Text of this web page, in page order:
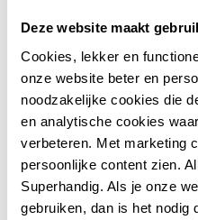
Deze website maakt
Cookies, lekker en
onze website beter en
noodzakelijke cookies die
en analytische cookies
verbeteren. Met marketing
persoonlijke content zien.
Superhandig. Als je onze
gebruiken, dan is het nodig
Puma
Puma Fun Racer kinder
sandalen blauw
24